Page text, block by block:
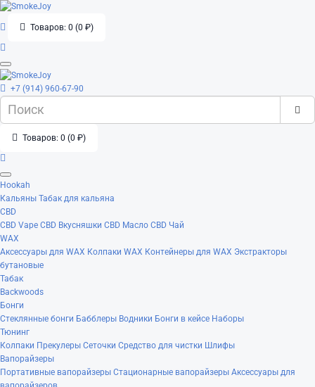
Товаров: 0 (0 ₽)
+7 (914) 960-67-90
Товаров: 0 (0 ₽)
Hookah
Кальяны Табак для кальяна
CBD
CBD Vape CBD Вкусняшки CBD Масло CBD Чай
WAX
Аксессуары для WAX Колпаки WAX Контейнеры для WAX Экстракторы
бутановые
Табак
Backwoods
Бонги
Стеклянные бонги Бабблеры Водники Бонги в кейсе Наборы
Тюнинг
Колпаки Прекулеры Сеточки Средство для чистки Шлифы
Вапорайзеры
Портативные вапорайзеры Стационарные вапорайзеры Аксессуары для